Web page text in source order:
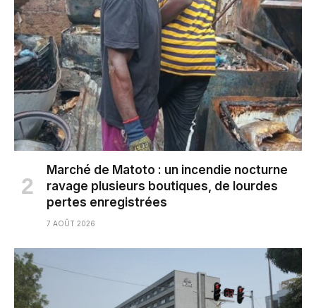
Marché de Matoto : un incendie nocturne
ravage plusieurs boutiques, de lourdes
pertes enregistrées
7 AOÛT 2026